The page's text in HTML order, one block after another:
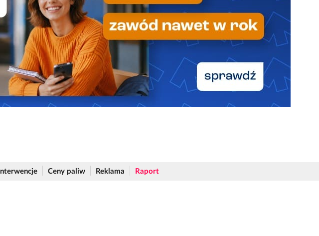
Interwencje Ceny paliw Reklama Raport